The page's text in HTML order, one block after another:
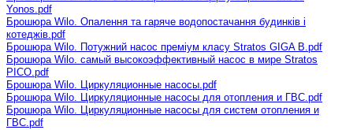
Yonos.pdf
Брошюра Wilo. Опалення та гаряче водопостачання будинків і
котеджів.pdf
Брошюра Wilo. Потужний насос преміум класу Stratos GIGA B.pdf
Брошюра Wilo. самый высокоэффективный насос в мире Stratos
PICO.pdf
Брошюра Wilo. Циркуляционные насосы.pdf
Брошюра Wilo. Циркуляционные насосы для отопления и ГВС.pdf
Брошюра Wilo. Циркуляционные насосы для систем отопления и
ГВС.pdf